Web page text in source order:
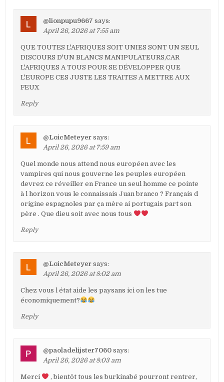
@lionpupu9667 says:
April 26, 2026 at 7:55 am
QUE TOUTES L'AFRIQUES SOIT UNIES SONT UN SEUL
DISCOURS D'UN BLANCS MANIPULATEURS,CAR
L'AFRIQUES A TOUS POUR SE DÉVELOPPER QUE
L'EUROPE CES JUSTE LES TRAITES A METTRE AUX
FEUX
Reply
@LoicMeteyer says:
April 26, 2026 at 7:59 am
Quel monde nous attend nous européen avec les
vampires qui nous gouverne les peuples européen
devrez ce réveiller en France un seul homme ce pointe
à l horizon vous le connaissais Juan branco ? Français d
origine espagnoles par ça mère ai portugais part son
père . Que dieu soit avec nous tous
Reply
@LoicMeteyer says:
April 26, 2026 at 8:02 am
Chez vous l état aide les paysans ici on les tue
économiquement?
Reply
@paoladelijster7060 says:
April 26, 2026 at 8:03 am
Merci
, bientôt tous les burkinabé pourront rentrer,